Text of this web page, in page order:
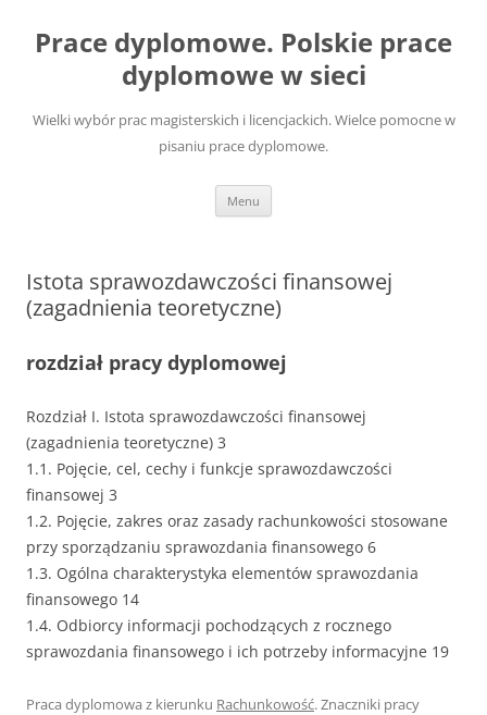
treści
Prace dyplomowe. Polskie prace
dyplomowe w sieci
Wielki wybór prac magisterskich i licencjackich. Wielce pomocne w
pisaniu prace dyplomowe.
Menu
Istota sprawozdawczości finansowej
(zagadnienia teoretyczne)
rozdział pracy dyplomowej
Rozdział I. Istota sprawozdawczości finansowej
(zagadnienia teoretyczne) 3
1.1. Pojęcie, cel, cechy i funkcje sprawozdawczości
finansowej 3
1.2. Pojęcie, zakres oraz zasady rachunkowości stosowane
przy sporządzaniu sprawozdania finansowego 6
1.3. Ogólna charakterystyka elementów sprawozdania
finansowego 14
1.4. Odbiorcy informacji pochodzących z rocznego
sprawozdania finansowego i ich potrzeby informacyjne 19
Praca dyplomowa z kierunku Rachunkowość. Znaczniki pracy